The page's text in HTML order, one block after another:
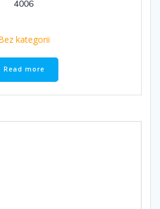
4006
kategorii
Read more